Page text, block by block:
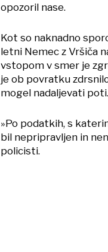
opozoril nase.
Kot so naknadno
letni Nemec z Vršiča
vstopom v smer je
je ob povratku
mogel nadaljevati poti.
»Po podatkih, s
bil nepripravljen in
policisti.